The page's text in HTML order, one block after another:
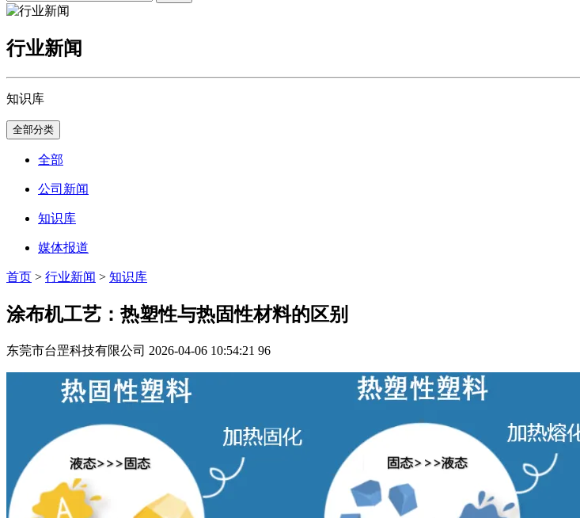
行业新闻
知识库
全部分类
全部
公司新闻
知识库
媒体报道
首页 > 行业新闻 > 知识库
涂布机工艺：热塑性与热固性材料的区别
东莞市台罡科技有限公司 2026-04-06 10:54:21 96